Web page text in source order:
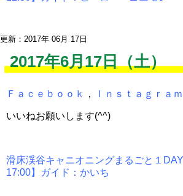
更新：2017年 06月 17日
2017年6月17日（土）
Ｆａｃｅｂｏｏｋ ， Ｉｎｓｔａｇｒａｍ
いいねお願いします(^^)
滑床渓谷キャニオニングまるごと１
17:00】ガイド：かいち